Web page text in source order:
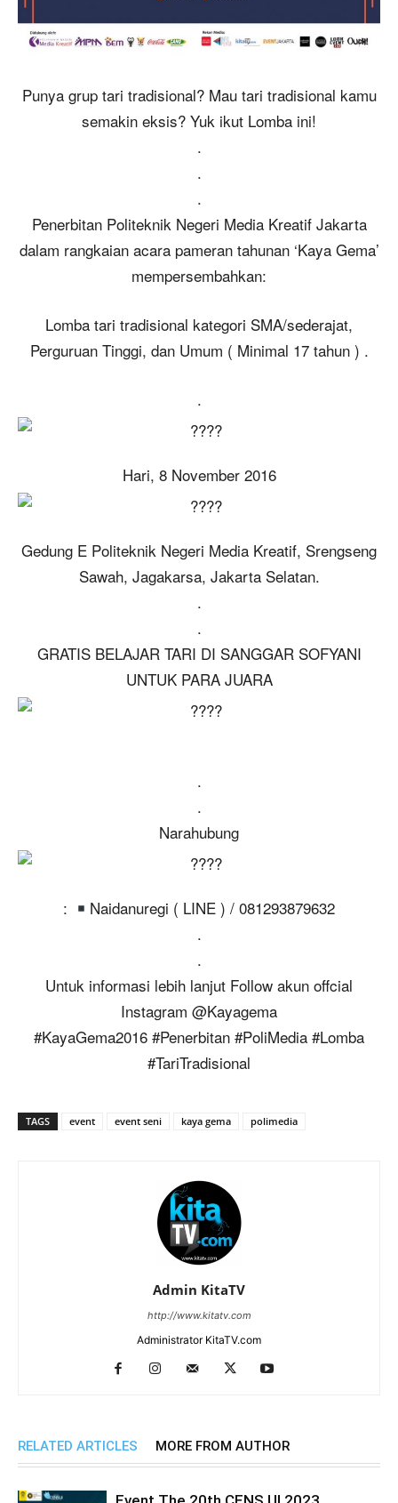
Punya grup tari tradisional? Mau tari tradisional kamu
semakin eksis? Yuk ikut Lomba ini!
.
.
.
Penerbitan Politeknik Negeri Media Kreatif Jakarta
dalam rangkaian acara pameran tahunan ‘Kaya Gema’
mempersembahkan:
Lomba tari tradisional kategori SMA/sederajat,
Perguruan Tinggi, dan Umum ( Minimal 17 tahun ) .
.
Hari, 8 November 2016
Gedung E Politeknik Negeri Media Kreatif, Srengseng
Sawah, Jagakarsa, Jakarta Selatan.
.
.
GRATIS BELAJAR TARI DI SANGGAR SOFYANI
UNTUK PARA JUARA
.
.
Narahubung
:
Naidanuregi ( LINE ) / 081293879632
.
.
Untuk informasi lebih lanjut Follow akun offcial
Instagram @Kayagema
#KayaGema2016 #Penerbitan #PoliMedia #Lomba
#TariTradisional
TAGS event event seni kaya gema polimedia
Admin KitaTV
http://www.kitatv.com
Administrator KitaTV.com
RELATED ARTICLES MORE FROM AUTHOR